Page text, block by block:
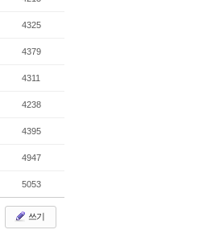
4325
4379
4311
4238
4395
4947
5053
쓰기